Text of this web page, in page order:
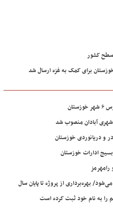
سطح کشور
برای کمک به غزه ارسال شد
آبادان منصوب شد
و دریانوردی خوزستان
ادارات خوزستان
بهره‌برداری از پروژه تا پایان سال
را به نام خود ثبت کرده است